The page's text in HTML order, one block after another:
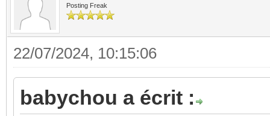
Posting Freak
22/07/2024, 10:15:06
babychou a écrit :